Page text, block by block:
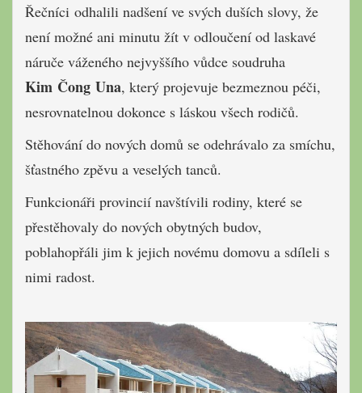
Řečníci odhalili nadšení ve svých duších slovy, že
není možné ani minutu žít v odloučení od laskavé
náruče váženého nejvyššího vůdce soudruha
Kim Čong Una, který projevuje bezmeznou péči,
nesrovnatelnou dokonce s láskou všech rodičů.
Stěhování do nových domů se odehrávalo za smíchu,
šťastného zpěvu a veselých tanců.
Funkcionáři provincií navštívili rodiny, které se
přestěhovaly do nových obytných budov,
poblahopřáli jim k jejich novému domovu a sdíleli s
nimi radost.